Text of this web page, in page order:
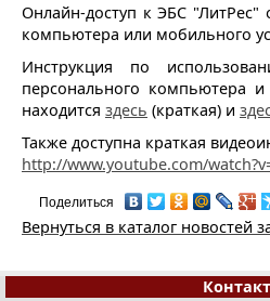
Онлайн-доступ к ЭБС "ЛитРес"
компьютера или мобильного
Инструкция по
персонального компьютера
находится здесь (краткая) и
Также доступна краткая
http://www.youtube.com/
Поделиться
Вернуться в каталог новостей